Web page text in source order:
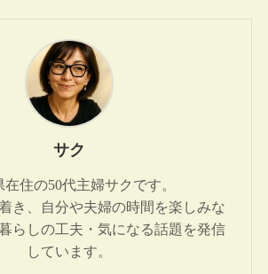
サク
在住の50代主婦サクです。
き、自分や夫婦の時間を楽しみな
らしの工夫・気になる話題を発信
しています。